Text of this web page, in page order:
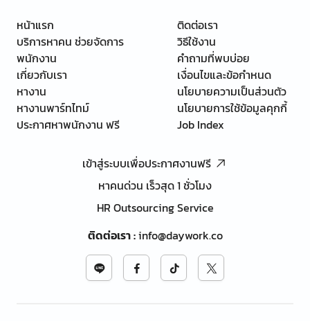
หน้าแรก
บริการหาคน ช่วยจัดการ
พนักงาน
เกี่ยวกับเรา
หางาน
หางานพาร์ทไทม์
ประกาศหาพนักงาน ฟรี
ติดต่อเรา
วิธีใช้งาน
คำถามที่พบบ่อย
เงื่อนไขและข้อกำหนด
นโยบายความเป็นส่วนตัว
นโยบายการใช้ข้อมูลคุกกี้
Job Index
เข้าสู่ระบบเพื่อประกาศงานฟรี
หาคนด่วน เร็วสุด 1 ชั่วโมง
HR Outsourcing Service
ติดต่อเรา:info@daywork.co